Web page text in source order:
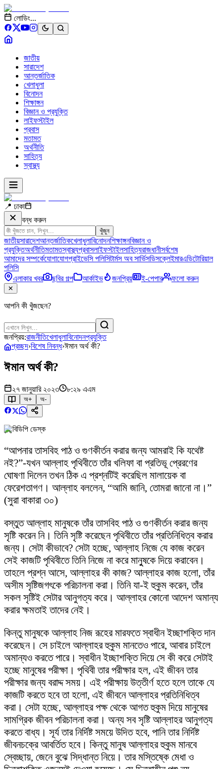
লোডিং...
জাতীয়
সারাদেশ
আন্তর্জাতিক
খেলাধুলা
বিনোদন
শিক্ষাঙ্গন
বিজ্ঞান ও প্রযুক্তি
লাইফস্টাইল
প্রবাস
মতামত
অর্থনীতি
সাহিত্য
স্বাস্থ্য
📍 ঢাকা
বন্ধ করুন
খুঁজুন
জাতীয়সারাদেশআন্তর্জাতিকখেলাধুলাবিনোদনশিক্ষাঙ্গনবিজ্ঞান ও
প্রযুক্তিঅর্থনীতিমতামতস্বাস্থ্যপ্রবাসলাইফস্টাইলসাহিত্যরাজধানীসর্বশেষ
আমাদের সম্পর্কেযোগাযোগপ্রাইভেসি পলিসিটার্মস অব সার্ভিসডিসক্লেইমারএডিটোরিয়াল
পলিসি
এলাকার খবর
ছবির গল্প আর্কাইভ জনপ্রিয় ই-পেপার ফলো করুন
✕
আপনি কী খুঁজছেন?
জনপ্রিয়:রাজনীতিখেলাধুলাবিনোদনপ্রযুক্তি
প্রচ্ছদ›বিশেষ নিবন্ধ›ঈমান অর্থ কী?
ঈমান অর্থ কী?
২৭ জানুয়ারি ২০২৩ ৮:২৯ এএম
অ+ অ-
বিডিপি ডেস্ক
“আপনার তাসবিহ পাঠ ও গুণকীর্তন করার জন্য আমরাই কি যথেষ্ট
নই?”-যখন আল্লাহ পৃথিবীতে তাঁর খলিফা বা প্রতিভূ প্রেরণের
ঘোষণা দিলেন তখন ঠিক এ প্রশ্নটিই করেছিল মালায়েক বা
ফেরেশতাগণ। আল্লাহ বললেন, “আমি জানি, তোমরা জানো না।”
(সুরা বাকারা ৩০)
বস্তুত আল্লাহ মানুষকে তাঁর তাসবিহ পাঠ ও গুণকীর্তন করার জন্য
সৃষ্টি করেন নি। তিনি সৃষ্টি করেছেন পৃথিবীতে তাঁর প্রতিনিধিত্ব করার
জন্য। সেটা কীভাবে? সেটা হচ্ছে, আল্লাহ নিজে যে কাজ করেন
সেই কাজটি পৃথিবীতে তিনি নিজে না করে মানুুষকে দিয়ে করাবেন।
তাহলে প্রশ্ন আসে, আল্লাহর কী কাজ? আল্লাহর কাজ হলো, তাঁর
অসীম সৃষ্টিজগৎকে পরিচালনা করা। তিনি যা-ই হুকুম করেন, তাঁর
সকল সৃষ্টিই সেটার আনুগত্য করে। আল্লাহর কোনো আদেশ অমান্য
করার ক্ষমতাই তাদের নেই।
কিন্তু মানুষকে আল্লাহ নিজ রূহের মারফতে স্বাধীন ইচ্ছাশক্তি দান
করেছেন। সে চাইলে আল্লাহর হুকুম মানতেও পারে, আবার চাইলে
অমান্যও করতে পারে। স্বাধীন ইচ্ছাশক্তি দিয়ে সে কী করে সেটাই
হচ্ছে মানুষের পরীক্ষা। পৃথিবী তার পরীক্ষার হল, এই জীবন তার
পরীক্ষার জন্য বরাদ্দ সময়। এই পরীক্ষায় উত্তীর্ণ হতে হলে তাকে যে
কাজটি করতে হবে তা হলো, এই জীবনে আল্লাহর প্রতিনিধিত্ব
করা। সেটা হচ্ছে, আল্লাহর পক্ষ থেকে আগত হুকুম দিয়ে মানুষের
সামগ্রিক জীবন পরিচালনা করা। অন্য সব সৃষ্টি আল্লাহর আনুগত্য
করতে বাধ্য। সূর্য তার নির্দিষ্ট সময়ে উদিত হবে, পানি তার নির্দিষ্ট
জীবনচক্রে আবর্তিত হবে। কিন্তু মানুষ আল্লাহর হুকুম মানবে
স্বেচ্ছায়, জেনে বুঝে সিদ্ধান্ত নিয়ে। তার মস্তিষ্কে মেধা ও